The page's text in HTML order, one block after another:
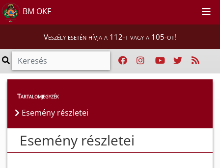
BM OKF
Veszély esetén hívja a 112-t vagy a 105-öt!
Esemény részletei
Tartalomjegyzék
Esemény részletei
Esemény részletei